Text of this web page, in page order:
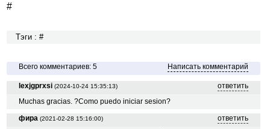
#
Тэги : #
Всего комментариев: 5 Написать комментарий
lexjgprxsi (2024-10-24 15:35:13)
ответить
Muchas gracias. ?Como puedo iniciar sesion?
фира (2021-02-28 15:16:00)
ответить